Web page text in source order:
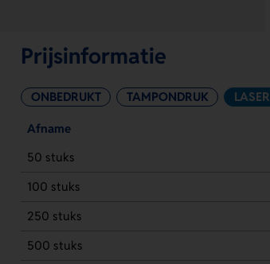
Prijsinformatie
ONBEDRUKT TAMPONDRUK
Afname
50 stuks
100 stuks
250 stuks
500 stuks